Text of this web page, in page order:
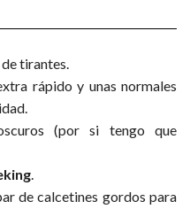
tirantes.
rápido y unas normales
(por si tengo que
de calcetines gordos para